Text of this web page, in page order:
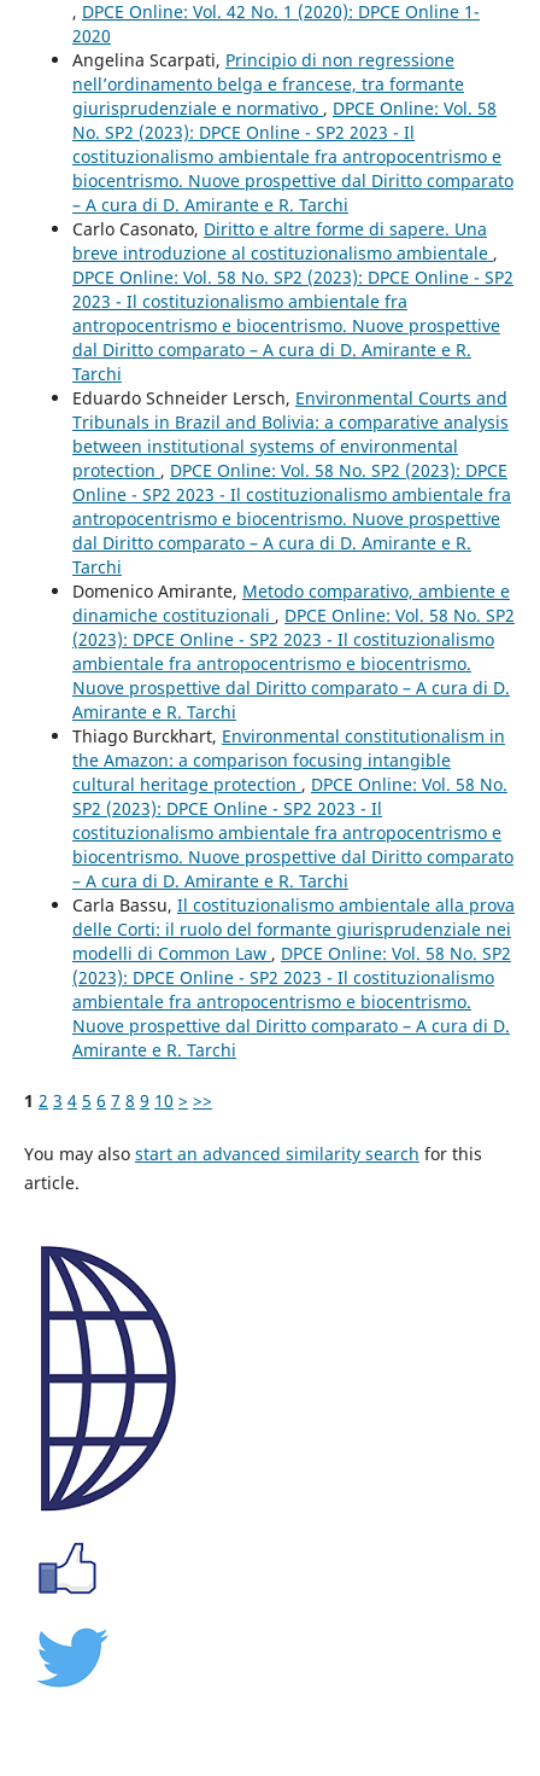
, DPCE Online: Vol. 42 No. 1 (2020): DPCE Online 1-
2020
Angelina Scarpati, Principio di non regressione
nell’ordinamento belga e francese, tra formante
giurisprudenziale e normativo , DPCE Online: Vol. 58
No. SP2 (2023): DPCE Online - SP2 2023 - Il
costituzionalismo ambientale fra antropocentrismo e
biocentrismo. Nuove prospettive dal Diritto comparato
– A cura di D. Amirante e R. Tarchi
Carlo Casonato, Diritto e altre forme di sapere. Una
breve introduzione al costituzionalismo ambientale ,
DPCE Online: Vol. 58 No. SP2 (2023): DPCE Online - SP2
2023 - Il costituzionalismo ambientale fra
antropocentrismo e biocentrismo. Nuove prospettive
dal Diritto comparato – A cura di D. Amirante e R.
Tarchi
Eduardo Schneider Lersch, Environmental Courts and
Tribunals in Brazil and Bolivia: a comparative analysis
between institutional systems of environmental
protection , DPCE Online: Vol. 58 No. SP2 (2023): DPCE
Online - SP2 2023 - Il costituzionalismo ambientale fra
antropocentrismo e biocentrismo. Nuove prospettive
dal Diritto comparato – A cura di D. Amirante e R.
Tarchi
Domenico Amirante, Metodo comparativo, ambiente e
dinamiche costituzionali , DPCE Online: Vol. 58 No. SP2
(2023): DPCE Online - SP2 2023 - Il costituzionalismo
ambientale fra antropocentrismo e biocentrismo.
Nuove prospettive dal Diritto comparato – A cura di D.
Amirante e R. Tarchi
Thiago Burckhart, Environmental constitutionalism in
the Amazon: a comparison focusing intangible
cultural heritage protection , DPCE Online: Vol. 58 No.
SP2 (2023): DPCE Online - SP2 2023 - Il
costituzionalismo ambientale fra antropocentrismo e
biocentrismo. Nuove prospettive dal Diritto comparato
– A cura di D. Amirante e R. Tarchi
Carla Bassu, Il costituzionalismo ambientale alla prova
delle Corti: il ruolo del formante giurisprudenziale nei
modelli di Common Law , DPCE Online: Vol. 58 No. SP2
(2023): DPCE Online - SP2 2023 - Il costituzionalismo
ambientale fra antropocentrismo e biocentrismo.
Nuove prospettive dal Diritto comparato – A cura di D.
Amirante e R. Tarchi
1 2 3 4 5 6 7 8 9 10 > >>
You may also start an advanced similarity search for this
article.